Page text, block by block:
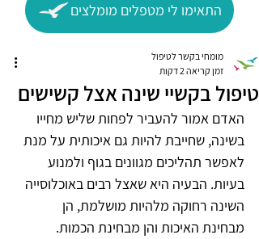
התאימו לי מטפלים מומלצים
טיפול בקשיי שינה אצל קשישים
מומחי בקשר לטיפול
זמן קריאה 2 דקות
האדם אמור להעביר לפחות שליש מחייו
בשינה, שחייבת להיות גם איכותית על מנת
לאפשר תהליכים מגוונים בגוף ולמנוע
בעיות. הבעיה היא שאצל רבים באוכלוסייה
השינה רחוקה מלהיות מושלמת, הן
מבחינת האיכות והן מבחינת הכמות.